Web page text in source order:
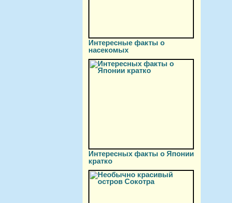
Интересные факты о
насекомых
Интересных факты о Японии
кратко